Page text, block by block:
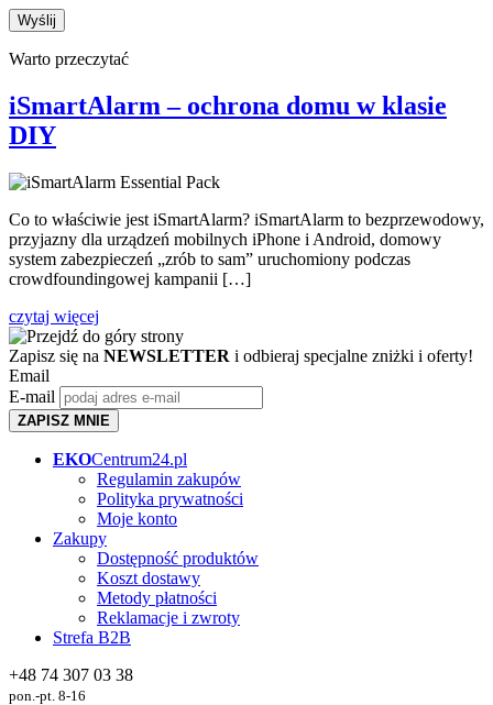
Warto przeczytać
iSmartAlarm – ochrona domu w klasie
DIY
Co to właściwie jest iSmartAlarm? iSmartAlarm to bezprzewodowy,
przyjazny dla urządzeń mobilnych iPhone i Android, domowy
system zabezpieczeń „zrób to sam” uruchomiony podczas
crowdfoundingowej kampanii […]
czytaj więcej
Zapisz się na NEWSLETTER i odbieraj specjalne zniżki i oferty!
Email
E-mail
ZAPISZ MNIE
EKOCentrum24.pl
Regulamin zakupów
Polityka prywatności
Moje konto
Zakupy
Dostępność produktów
Koszt dostawy
Metody płatności
Reklamacje i zwroty
Strefa B2B
+48 74 307 03 38
pon.-pt. 8-16